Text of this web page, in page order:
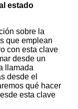
estado
sobre la
que emplean
con esta clave
desde un
llamada
desde el
qué hacer
esta clave